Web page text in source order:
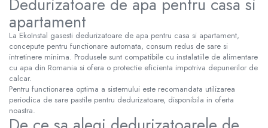
apartament
La EkoInstal gasesti dedurizatoare de apa pentru casa si apartament,
concepute pentru functionare automata, consum redus de sare si
intretinere minima. Produsele sunt compatibile cu instalatiile de alimentare
cu apa din Romania si ofera o protectie eficienta impotriva depunerilor de
calcar.
Pentru functionarea optima a sistemului este recomandata utilizarea
periodica de sare pastile pentru dedurizatoare, disponibila in oferta
noastra.